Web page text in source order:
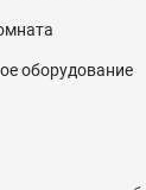
оборудование